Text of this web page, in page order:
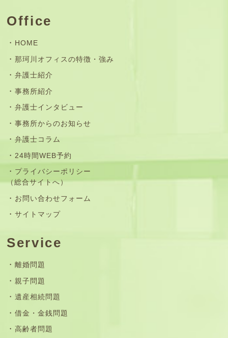
Office
HOME
那珂川オフィスの特徴・強み
弁護士紹介
事務所紹介
弁護士インタビュー
事務所からのお知らせ
弁護士コラム
24時間WEB予約
プライバシーポリシー
（総合サイトへ）
お問い合わせフォーム
サイトマップ
Service
離婚問題
親子問題
遺産相続問題
借金・金銭問題
高齢者問題